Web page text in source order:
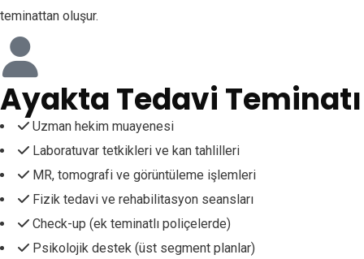
teminattan oluşur.
Ayakta Tedavi Teminatı
Uzman hekim muayenesi
Laboratuvar tetkikleri ve kan tahlilleri
MR, tomografi ve görüntüleme işlemleri
Fizik tedavi ve rehabilitasyon seansları
Check-up (ek teminatlı poliçelerde)
Psikolojik destek (üst segment planlar)